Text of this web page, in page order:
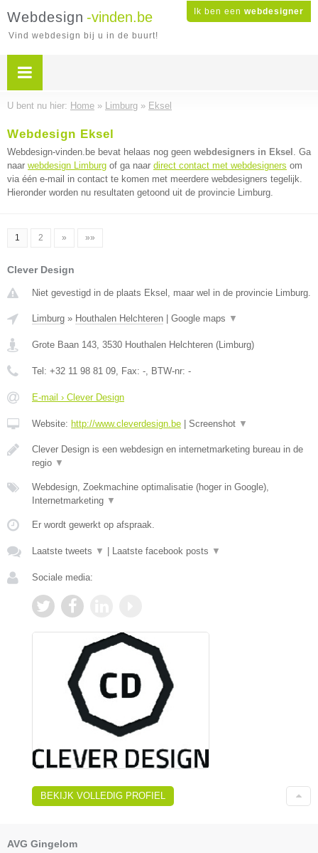
Ik ben een webdesigner
Webdesign -vinden.be
Vind webdesign bij u in de buurt!
U bent nu hier: Home » Limburg » Eksel
Webdesign Eksel
Webdesign-vinden.be bevat helaas nog geen webdesigners in Eksel . Ga
naar webdesign Limburg of ga naar direct contact met webdesigners om
via één e-mail in contact te komen met meerdere webdesigners tegelijk.
Hieronder worden nu resultaten getoond uit de provincie Limburg.
1 2 » »»
Clever Design
Niet gevestigd in de plaats Eksel, maar wel in de provincie Limburg.
Limburg » Houthalen Helchteren Google maps ▼
Grote Baan 143, 3530 Houthalen Helchteren (Limburg)
Tel: +32 11 98 81 09, Fax: -, BTW-nr: -
E-mail › Clever Design
Website: http://www.cleverdesign.be Screenshot ▼
Clever Design is een webdesign en internetmarketing bureau in de
regio ▼
Webdesign, Zoekmachine optimalisatie (hoger in Google),
Internetmarketing ▼
Er wordt gewerkt op afspraak.
Laatste tweets ▼ Laatste facebook posts ▼
Sociale media:
BEKIJK VOLLEDIG PROFIEL
AVG Gingelom